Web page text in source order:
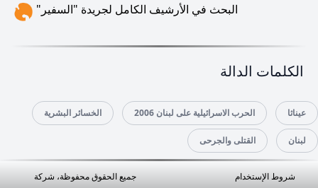
البحث في الأرشيف الكامل لجريدة "السفير"
الكلمات الدالة
عيناثا الحرب الاسرائيلية على لبنان 2006 الخسائر البشرية
لبنان القتلى والجرحى
شروط الإستخدام
جميع الحقوق محفوظة، شركة